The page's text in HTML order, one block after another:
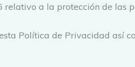
a la protección de las
Política de Privacidad así